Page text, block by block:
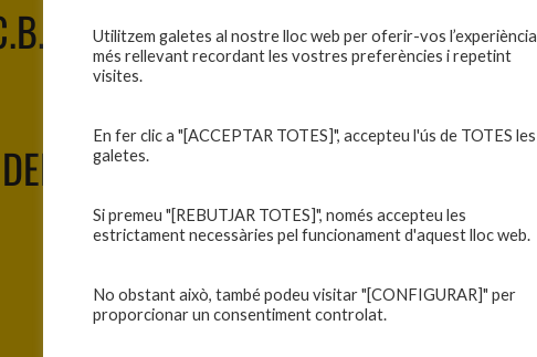
Lliçà d’Amunt
VALLÈS
Utilitzem galetes al nostre lloc web per oferir-vos l’experiència
més rellevant recordant les vostres preferències i repetint
visites.
En fer clic a "[ACCEPTAR TOTES]", accepteu l'ús de TOTES les
galetes.
Si premeu "[REBUTJAR TOTES]", només accepteu les
estrictament necessàries pel funcionament d'aquest lloc web.
No obstant això, també podeu visitar "[CONFIGURAR]" per
proporcionar un consentiment controlat.